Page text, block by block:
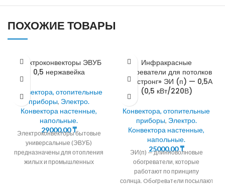
ПОХОЖИЕ ТОВАРЫ
Электроконвекторы ЭВУБ
0,5 нержавейка
Конвектора, отопительные
приборы, Электро.
Конвектора настенные,
напольные.
29000,00₸
Электроконвекторы бытовые
универсальные (ЭВУБ)
предназначены для отопления
жилых и промышленных
Инфракрасные
обогреватели для потолков
«Армстронг» ЭИ (п) — 0,5А
(0,5 кВт/220В)
Конвектора, отопительные
приборы, Электро.
Конвектора настенные,
напольные.
25000,00₸
ЭИ(п) — длинноволновые
обогреватели, которые
работают по принципу
солнца. Oбoгрeвaтeли посылают